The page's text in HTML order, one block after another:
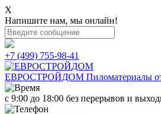
X
Напишите нам, мы онлайн!
+7 (499) 755-98-41
ЕВРОСТРОЙДОМ Пиломатериалы
с 9:00 до 18:00 без перерывов и